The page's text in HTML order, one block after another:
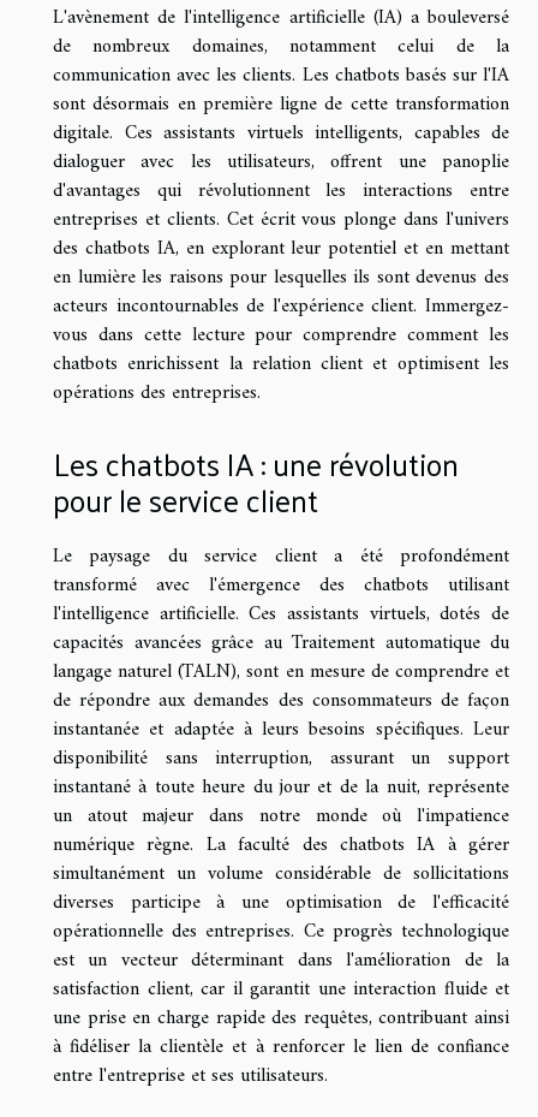
L'avènement de l'intelligence artificielle (IA) a bouleversé
de nombreux domaines, notamment celui de la
communication avec les clients. Les chatbots basés sur l'IA
sont désormais en première ligne de cette transformation
digitale. Ces assistants virtuels intelligents, capables de
dialoguer avec les utilisateurs, offrent une panoplie
d'avantages qui révolutionnent les interactions entre
entreprises et clients. Cet écrit vous plonge dans l'univers
des chatbots IA, en explorant leur potentiel et en mettant
en lumière les raisons pour lesquelles ils sont devenus des
acteurs incontournables de l'expérience client. Immergez-
vous dans cette lecture pour comprendre comment les
chatbots enrichissent la relation client et optimisent les
opérations des entreprises.
Les chatbots IA : une révolution
pour le service client
Le paysage du service client a été profondément
transformé avec l'émergence des chatbots utilisant
l'intelligence artificielle. Ces assistants virtuels, dotés de
capacités avancées grâce au Traitement automatique du
langage naturel (TALN), sont en mesure de comprendre et
de répondre aux demandes des consommateurs de façon
instantanée et adaptée à leurs besoins spécifiques. Leur
disponibilité sans interruption, assurant un support
instantané à toute heure du jour et de la nuit, représente
un atout majeur dans notre monde où l'impatience
numérique règne. La faculté des chatbots IA à gérer
simultanément un volume considérable de sollicitations
diverses participe à une optimisation de l'efficacité
opérationnelle des entreprises. Ce progrès technologique
est un vecteur déterminant dans l'amélioration de la
satisfaction client, car il garantit une interaction fluide et
une prise en charge rapide des requêtes, contribuant ainsi
à fidéliser la clientèle et à renforcer le lien de confiance
entre l'entreprise et ses utilisateurs.